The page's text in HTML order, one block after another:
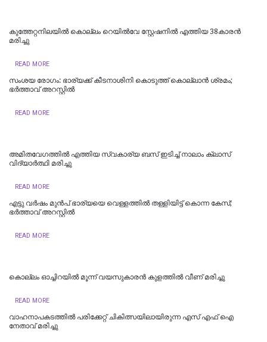
കുത്തേറ്റനിലയിൽ കൊല്ലം റെയിൽവേ സ്റ്റേഷനിൽ എത്തിയ 38കാരൻ
മരിച്ചു
READ MORE
സംശയ രോഗം: ഭാര്യക്ക് കീടനാശിനി കൊടുത്ത് കൊല്ലാന്‍ ശ്രമം;
ഭര്‍ത്താവ് അറസ്റ്റില്‍
READ MORE
അമിതവേ​ഗത്തിൽ എത്തിയ സ്വകാര്യ ബസ് ഇടിച്ച് നാലാം ക്ലാസ്
വിദ്യാർത്ഥി മരിച്ചു
READ MORE
എട്ടു വർഷം മുൻപ് ഭാര്യയെ വെള്ളത്തിൽ തള്ളിയിട്ട് കൊന്ന കേസ്;
ഭർത്താവ് അറസ്റ്റിൽ
READ MORE
കൊല്ലം ഓച്ചിറയില്‍ മൂന്ന് വയസുകാരന്‍ കുളത്തില്‍ വീണ് മരിച്ചു
READ MORE
വാഹനാപകടത്തില്‍ പരിക്കേറ്റ് ചികിത്സയിലായിരുന്ന എസ് എഫ് ഐ
നേതാവ് മരിച്ചു